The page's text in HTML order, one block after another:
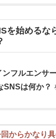
を始めるな
ンフルエンサ
SNSは何か？
からかなり